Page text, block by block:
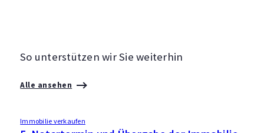
So unterstützen wir Sie weiterhin
Alle ansehen
Immobilie verkaufen